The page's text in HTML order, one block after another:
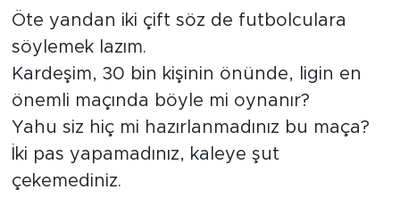
Öte yandan iki çift söz de futbolculara
söylemek lazım.
Kardeşim, 30 bin kişinin önünde, ligin en
önemli maçında böyle mi oynanır?
Yahu siz hiç mi hazırlanmadınız bu maça?
İki pas yapamadınız, kaleye şut
çekemediniz.